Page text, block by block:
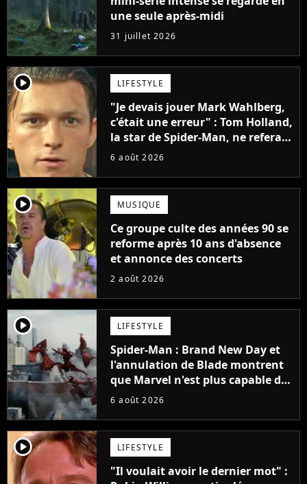
une seule après-midi
31 juillet 2026
player2 LIFESTYLE
"Je devais jouer Mark Wahlberg,
c'était une erreur" : Tom Holland,
la star de Spider-Man, ne referait
pas ce blockbuster
6 août 2026
player2 MUSIQUE
Ce groupe culte des années 90 se
reforme après 10 ans d'absence
et annonce des concerts
2 août 2026
player2 LIFESTYLE
Spider-Man : Brand New Day et
l'annulation de Blade montrent
que Marvel n'est plus capable de
faire quoi que ce soit de simple
6 août 2026
player2 LIFESTYLE
"Il voulait avoir le dernier mot" :